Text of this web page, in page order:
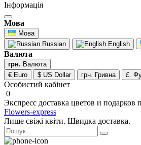
Інформація
Мова
Мова
Russian
English
Валюта
грн. Валюта
€ Euro
$ US Dollar грн. Гривна £.
Особистий кабінет
0
Экспресс доставка цветов и
Flowers-express
Лише свіжі квіти. Швидка доставка.